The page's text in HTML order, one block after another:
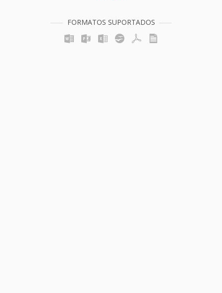
FORMATOS SUPORTADOS